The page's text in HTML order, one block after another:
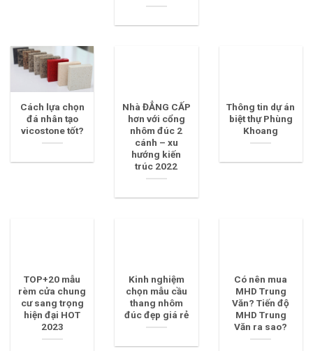
Cách lựa chọn
đá nhân tạo
vicostone tốt?
Nhà ĐẲNG CẤP
hơn với cổng
nhôm đúc 2
cánh – xu
hướng kiến
trúc 2022
Thông tin dự án
biệt thự Phùng
Khoang
TOP+20 mẫu
rèm cửa chung
cư sang trọng
hiện đại HOT
2023
Kinh nghiệm
chọn mẫu cầu
thang nhôm
đúc đẹp giá rẻ
Có nên mua
MHD Trung
Văn? Tiến độ
MHD Trung
Văn ra sao?